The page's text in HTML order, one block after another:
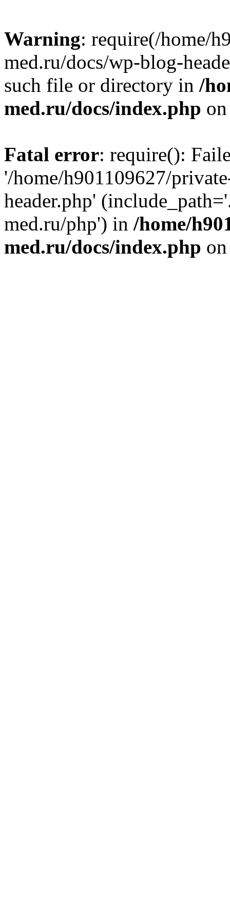
Warning: require(/home/
med.ru/docs/wp-blog-
such file or directory in /
med.ru/docs/index.php
Fatal error: require():
'/home/h901109627/
header.php'
med.ru/php') in /home/
med.ru/docs/index.php